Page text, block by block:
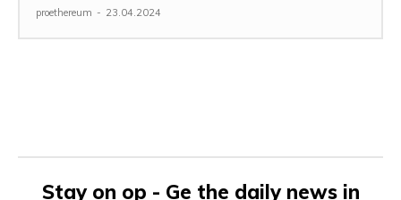
proethereum - 23.04.2024
Stay on op - Ge the daily news in